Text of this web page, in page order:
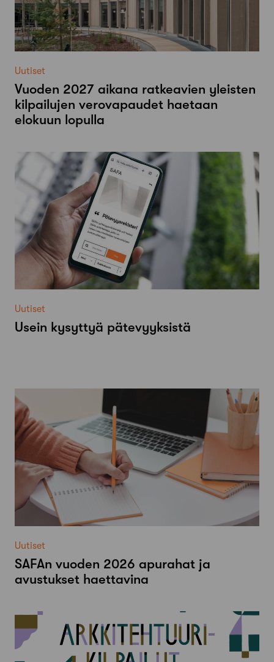
Uutiset
Vuoden 2027 aikana ratkeavien yleisten
kilpailujen verovapaudet haetaan
elokuun lopulla
Uutiset
Usein kysyttyä pätevyyksistä
Uutiset
SAFAn vuoden 2026 apurahat ja
avustukset haettavina